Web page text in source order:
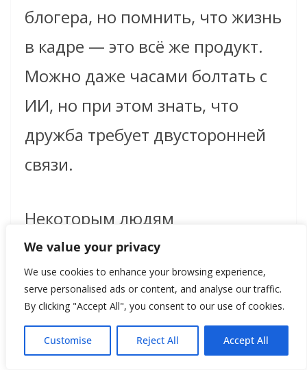
We value your privacy
We use cookies to enhance your browsing experience,
serve personalised ads or content, and analyse our traffic.
By clicking "Accept All", you consent to our use of cookies.
Customise Reject All Accept All
блогера, но помнить, что жизнь
в кадре — это всё же продукт.
Можно даже часами болтать с
ИИ, но при этом знать, что
дружба требует двусторонней
связи.
Некоторым людям
парасоциальность помогает
переживать тяжёлые периоды.
Во время одиночества или
тревоги такие отношения